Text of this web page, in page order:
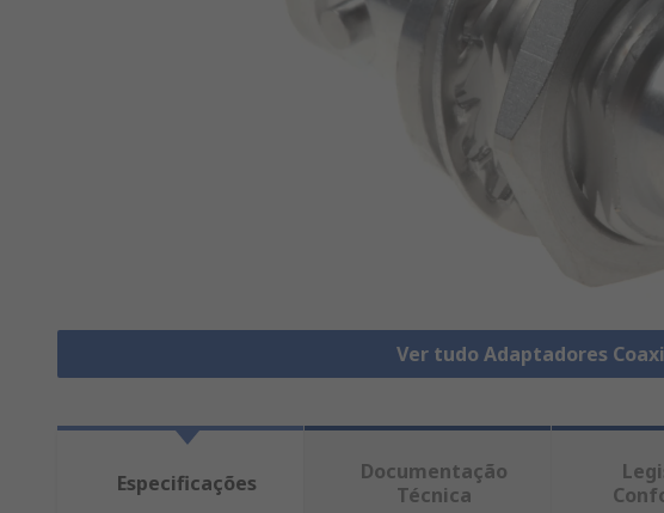
Ver tudo Adaptadores
Especificações
Documentação
Técnica